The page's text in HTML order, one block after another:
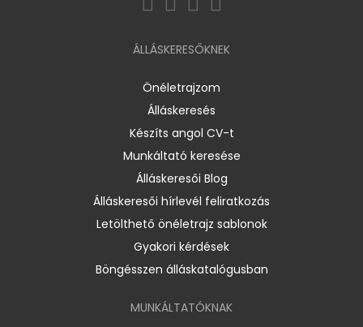
ÁLLÁSKERESŐKNEK
Önéletrajzom
Álláskeresés
Készíts angol CV-t
Munkáltató keresése
Álláskeresői Blog
Álláskeresői hírlevél feliratkozás
Letölthető önéletrajz sablonok
Gyakori kérdések
Böngésszen álláskatalógusban
MUNKÁLTATÓKNAK